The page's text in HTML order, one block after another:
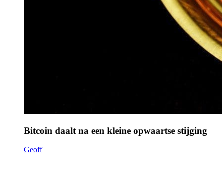
Bitcoin daalt na een kleine opwaartse stijging
Geoff